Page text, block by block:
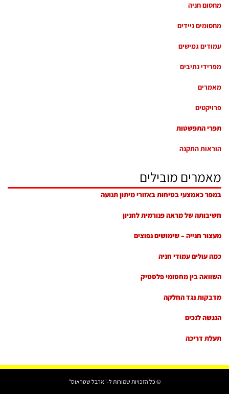
מחסום חניה
מחסומים ניידים
עמודים גמישים
מפרידי נתיבים
מאמרים
פרויקטים
תפרי התפשטות
הוראות התקנה
מאמרים מובילים
במפר כאמצעי בטיחות באזורי מיתון תנועה
חשיבותה של מראה פנורמית לחניון
מעצור חנייה – שימושים נפוצים
כמה עולים עמודי חניה
השוואה בין מחסומי פלסטיק
מדבקות נגד החלקה
הנגשה לנכים
תעלת דריכה
© כל הזכויות שמורות ל-"ארבל שטראוס"